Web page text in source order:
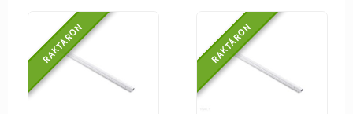
RAKTÁRON RAKTÁRON